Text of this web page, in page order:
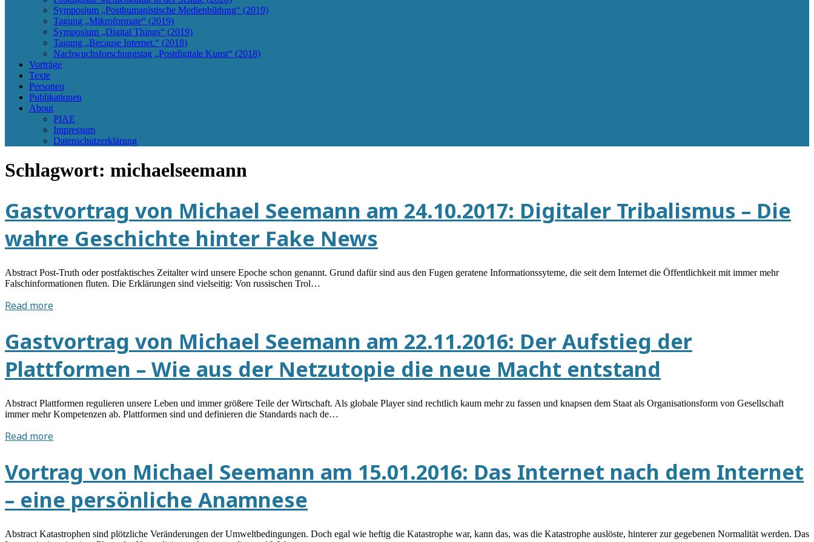
Symposium „Posthumanistische Medienbildung“ (2019)
Tagung „Mikroformate“ (2019)
Symposium „Digital Things“ (2019)
Tagung „Because Internet.“ (2018)
Nachwuchsforschungstag „Postdigitale Kunst“ (2018)
Vorträge
Texte
Personen
Publikationen
About
PIAE
Impressum
Datenschutzerklärung
Schlagwort: michaelseemann
Gastvortrag von Michael Seemann am 24.10.2017: Digitaler Tribalismus – Die
wahre Geschichte hinter Fake News
Abstract Post-Truth oder postfaktisches Zeitalter wird unsere Epoche schon genannt. Grund dafür sind aus den Fugen geratene Informationssyteme, die seit dem Internet die Öffentlichkeit mit immer mehr
Falschinformationen fluten. Die Erklärungen sind vielseitig: Von russischen Trol…
Read moreGastvortrag
Seemann
am
24.10.2017:
Tribalismus
–
wahre
Fake
Gastvortrag von Michael Seemann am 22.11.2016: Der Aufstieg der
Plattformen – Wie aus der Netzutopie die neue Macht entstand
Abstract Plattformen regulieren unsere Leben und immer größere Teile der Wirtschaft. Als globale Player sind rechtlich kaum mehr zu fassen und knapsen dem Staat als Organisationsform von Gesellschaft
immer mehr Kompetenzen ab. Plattformen sind und definieren die Standards nach de…
Read moreGastvortrag
Seemann
22.11.2016:
Aufstieg
Vortrag von Michael Seemann am 15.01.2016: Das Internet nach dem Internet
– eine persönliche Anamnese
Abstract Katastrophen sind plötzliche Veränderungen der Umweltbedingungen. Doch egal wie heftig die Katastrophe war, kann das, was die Katastrophe auslöste, hinterer zur gegebenen Normalität werden. Das